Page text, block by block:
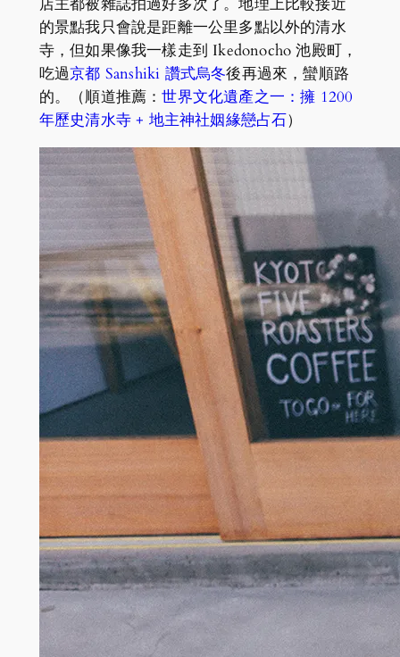
的景點我只會說是距離一公里多點以外的清水
寺，但如果像我一樣走到 Ikedonocho 池殿町，
吃過京都 Sanshiki 讚式烏冬後再過來，蠻順路
的。（順道推薦：世界文化遺產之一：擁 1200
年歷史清水寺 + 地主神社姻緣戀占石）